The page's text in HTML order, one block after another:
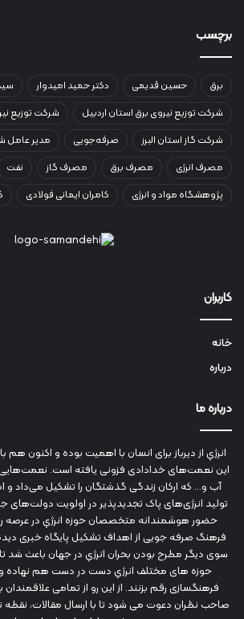
برچسب
برق حسین قدیمی دکتر حمید امیدوار
شرکت توزیع نیروی برق استان اردبیل
شرکت توزیع
شرکت گاز استان البرز
صرفه‌جویی
مدیر عامل
مصرف انرژی
مصرف برق مصرف گاز نفت
پژوهشگاه مواد و انرژی
کامران ایمانی فولادی
کاربران
خانه
درباره
درباره ما
انرژي‌ از دیرباز برای انسان با اهمیت بوده و اکنون هم
این نعمت‌های خدادادی فزونی یافته است.
آب و... که ارکان زندگی گذشتگان را تشکیل می‌داد و
تولید انرژی‌های پاک تجدیدپذیر در اولویت دولت‌های
حضور هوشمندانه متخصصان حوزه انرژي در عرصه
فرهنگ صرفه جویی از اهداف تشکیل پایگاه خبری
سوی دیگر مطرح بودن بحران انرژي در جهان باعث شد
حوزه های مختلف انرژي دست در دست هم نهاده و
فرهنگسازی رقم بزنند. از این رو از تمامی
صاحب نظران دعوت می شود تا با ارسال مقالات،